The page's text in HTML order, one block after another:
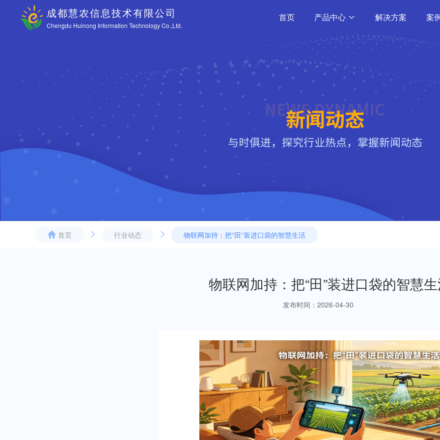
成都慧农信息技术有限公司
Chengdu Huinong Information Technology Co.,Ltd.
首页 产品中心 解决方案 案
首页 行业动态 物联网加持：把“田”装进口袋的智慧生活
物联网加持：把“田”装进口袋的智慧
发布时间：2026-04-30